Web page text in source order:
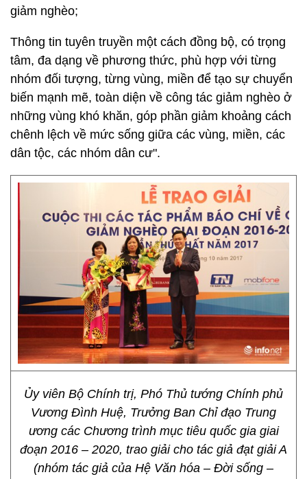
giảm nghèo;
Thông tin tuyên truyền một cách đồng bộ, có trọng
tâm, đa dạng về phương thức, phù hợp với từng
nhóm đối tượng, từng vùng, miền để tạo sự chuyển
biến mạnh mẽ, toàn diện về công tác giảm nghèo ở
những vùng khó khăn, góp phần giảm khoảng cách
chênh lệch về mức sống giữa các vùng, miền, các
dân tộc, các nhóm dân cư".
Ủy viên Bộ Chính trị, Phó Thủ tướng Chính phủ
Vương Đình Huệ, Trưởng Ban Chỉ đạo Trung
ương các Chương trình mục tiêu quốc gia giai
đoạn 2016 – 2020, trao giải cho tác giả đạt giải A
(nhóm tác giả của Hệ Văn hóa – Đời sống –